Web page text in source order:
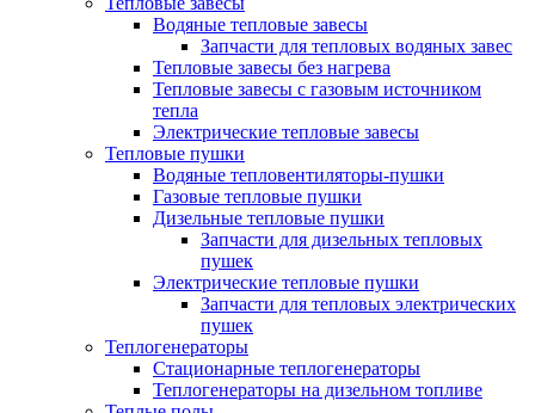
Водяные тепловые завесы
Запчасти для тепловых водяных завес
Тепловые завесы без нагрева
Тепловые завесы с газовым источником
тепла
Электрические тепловые завесы
Тепловые пушки
Водяные тепловентиляторы-пушки
Газовые тепловые пушки
Дизельные тепловые пушки
Запчасти для дизельных тепловых
пушек
Электрические тепловые пушки
Запчасти для тепловых электрических
пушек
Теплогенераторы
Cтационарные теплогенераторы
Теплогенераторы на дизельном топливе